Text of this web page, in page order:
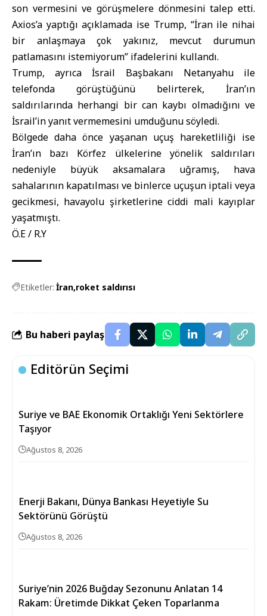
son vermesini ve görüşmelere dönmesini talep etti.
Axios’a yaptığı açıklamada ise Trump, “İran ile nihai
bir anlaşmaya çok yakınız, mevcut durumun
patlamasını istemiyorum” ifadelerini kullandı.
Trump, ayrıca İsrail Başbakanı Netanyahu ile
telefonda görüştüğünü belirterek, İran’ın
saldırılarında herhangi bir can kaybı olmadığını ve
İsrail’in yanıt vermemesini umduğunu söyledi.
Bölgede daha önce yaşanan uçuş hareketliliği ise
İran’ın bazı Körfez ülkelerine yönelik saldırıları
nedeniyle büyük aksamalara uğramış, hava
sahalarının kapatılması ve binlerce uçuşun iptali veya
gecikmesi, havayolu şirketlerine ciddi mali kayıplar
yaşatmıştı.
Ö.E / R.Y
Etiketler: İran roket saldırısı
Bu haberi paylaş
Editörün Seçimi
Suriye ve BAE Ekonomik Ortaklığı Yeni Sektörlere
Taşıyor
Ağustos 8, 2026
Enerji Bakanı, Dünya Bankası Heyetiyle Su
Sektörünü Görüştü
Ağustos 8, 2026
Suriye’nin 2026 Buğday Sezonunu Anlatan 14
Rakam: Üretimde Dikkat Çeken Toparlanma